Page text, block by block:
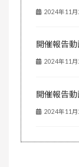
2024年11月
開催報告
2024年11月
開催報告
2024年11月